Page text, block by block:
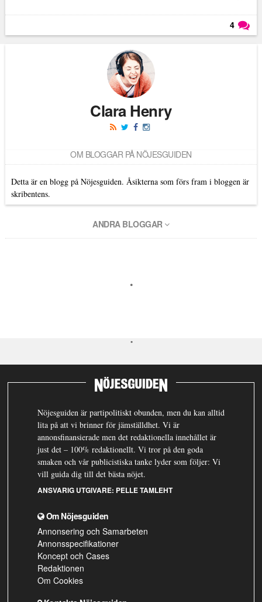
4
Clara Henry
OM BLOGGAR PÅ NÖJESGUIDEN
Detta är en blogg på Nöjesguiden. Åsikterna som förs fram i bloggen är
skribentens.
ANDRA BLOGGAR
Nöjesguiden är partipolitiskt obunden, men du kan alltid
lita på att vi brinner för jämställdhet. Vi är
annonsfinansierade men det redaktionella innehållet är
just det – 100% redaktionellt. Vi tror på den goda
smaken och vår publicistiska tanke lyder som följer: Vi
vill guida dig till det bästa nöjet.
ANSVARIG UTGIVARE: PELLE TAMLEHT
Om Nöjesguiden
Annonsering och Samarbeten
Annonsspecifikationer
Koncept och Cases
Redaktionen
Om Cookies